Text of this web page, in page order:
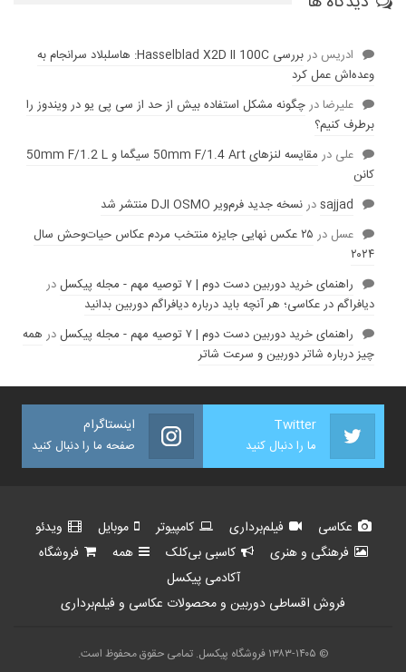
ادریس در
بررسی Hasselblad X2D II 100C: هاسلبلاد سرانجام به
وعده‌‌اش عمل کرد
عليرضادرچگونه مشکل استفاده بیش از حد از سی پی یو در ویندوز را
برطرف کنیم؟
علی در
مقایسه لنز‌های 50mm F/1.4 Art سیگما و 50mm F/1.2 L
کانن
sajjadدرنسخه جدید فرم‌ویر DJI OSMO منتشر شد
عسل در
۲۵ عکس نهایی جایزه منتخب مردم عکاس حیات‌وحش سال
۲۰۲۴
راهنمای خرید دوربین دست دوم | ۷ توصیه مهم - مجله پیکسل
در
دیافراگم در عکاسی؛ هر آنچه باید درباره دیافراگم دوربین بدانید
راهنمای خرید دوربین دست دوم | ۷ توصیه مهم - مجله پیکسل
در همه
چیز درباره شاتر دوربین و سرعت شاتر
Twitter
ما را دنبال کنید
اینستاگرام
صفحه ما را دنبال کنید
عکاسی فیلم‌برداری کامپیوتر موبایل
ویدئو
فرهنگی و هنری
کاسبی بی‌کلک همه
فروشگاه
آکادمی پیکسل
فروش اقساطی دوربین و محصولات عکاسی و فیلم‌برداری
© ۱۳۸۳-۱۴۰۵ فروشگاه پیکسل. تمامی حقوق محفوظ است.